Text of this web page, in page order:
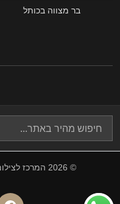
בר מצווה בכותל
© 2026 המרכז לצילום אמנותי. All rights reserved.